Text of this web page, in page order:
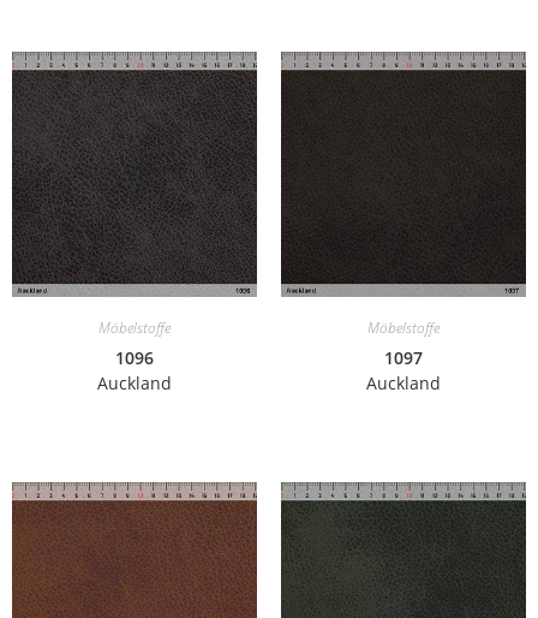
Möbelstoffe
1096
Auckland
Möbelstoffe
1097
Auckland